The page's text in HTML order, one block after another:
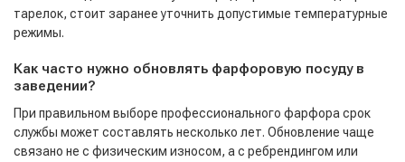
тарелок, стоит заранее уточнить допустимые температурные
режимы.
Как часто нужно обновлять фарфоровую посуду в
заведении?
При правильном выборе профессионального фарфора срок
службы может составлять несколько лет. Обновление чаще
связано не с физическим износом, а с ребрендингом или